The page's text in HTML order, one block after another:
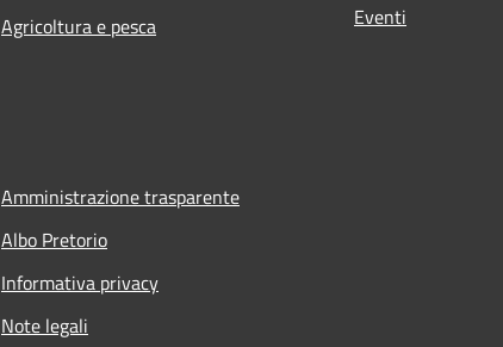
Agricoltura e pesca
Eventi
Amministrazione trasparente
Albo Pretorio
Informativa privacy
Note legali